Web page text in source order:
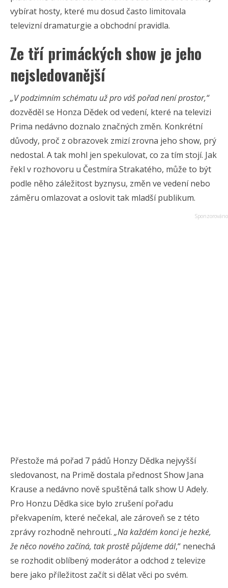
vybírat hosty, které mu dosud často limitovala
televizní dramaturgie a obchodní pravidla.
Ze tří primáckých show je jeho
nejsledovanější
„V podzimním schématu už pro váš pořad není prostor,“
dozvěděl se Honza Dědek od vedení, které na televizi
Prima nedávno doznalo značných změn. Konkrétní
důvody, proč z obrazovek zmizí zrovna jeho show, prý
nedostal. A tak mohl jen spekulovat, co za tím stojí. Jak
řekl v rozhovoru u Čestmíra Strakatého, může to být
podle něho záležitost byznysu, změn ve vedení nebo
záměru omlazovat a oslovit tak mladší publikum.
Přestože má pořad 7 pádů Honzy Dědka nejvyšší
sledovanost, na Primě dostala přednost Show Jana
Krause a nedávno nově spuštěná talk show U Adely.
Pro Honzu Dědka sice bylo zrušení pořadu
překvapením, které nečekal, ale zároveň se z této
zprávy rozhodně nehroutí. „Na každém konci je hezké,
že něco nového začíná, tak prostě půjdeme dál,“ nenechá
se rozhodit oblíbený moderátor a odchod z televize
bere jako příležitost začít si dělat věci po svém.